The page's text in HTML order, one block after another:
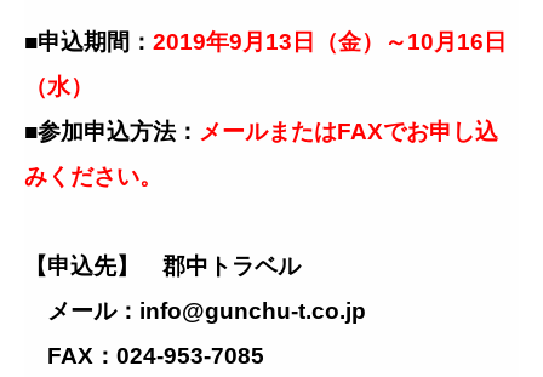
■申込期間： 2019年9月13日（金）～10月16日
（水）
■参加申込方法： メールまたはFAXでお申し込
みください。
【申込先】 郡中トラベル
メール：info@gunchu-t.co.jp
FAX：024-953-7085